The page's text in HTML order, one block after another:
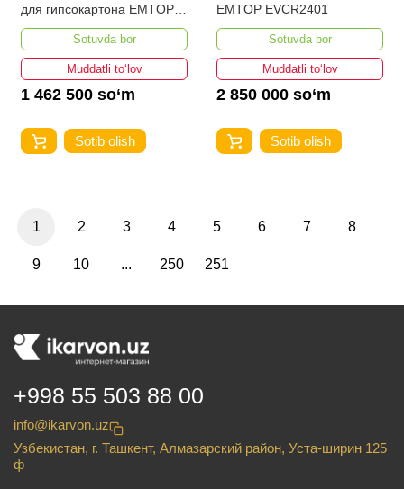
для гипсокартона EMTOP
EDSD10501
Sotuvda bor
Muddatli to‘lov
1 462 500 so‘m
Sotib olish
EMTOP EVCR2401
Sotuvda bor
Muddatli to‘lov
2 850 000 so‘m
Sotib olish
1 2 3 4 5 6 7 8
9 10 ... 250 251
+998 55 503 88 00
info@ikarvon.uz
Узбекистан, г. Ташкент, Алмазарский район, Уста-ширин 125
ф